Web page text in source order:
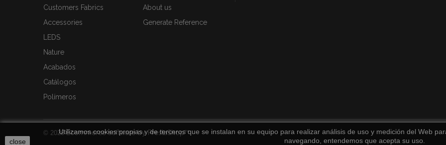
Customers Fabrics
Accessories
LEDS
Nature
Acabados
Catálogos
Polímeros
About us
Generate Reference
© 2026Ecommerce software by PrestaShop™
close
Utilizamos cookies propias y de terceros que se instalan en su equipo para realizar análisis de uso y medición del Web
navegando, entendemos que acepta su uso.